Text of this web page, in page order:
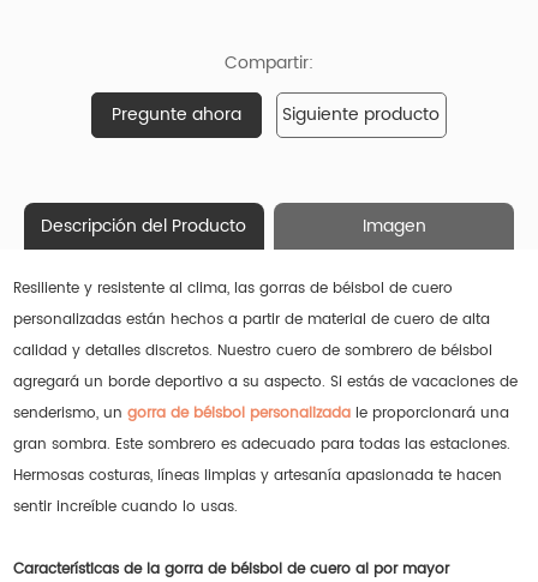
Compartir:
Pregunte ahora
Siguiente producto
Descripción del Producto Imagen
Resiliente y resistente al clima, las gorras de béisbol de cuero
personalizadas están hechos a partir de material de cuero de alta
calidad y detalles discretos. Nuestro cuero de sombrero de béisbol
agregará un borde deportivo a su aspecto. Si estás de vacaciones de
senderismo, ungorra de béisbol personalizada le proporcionará una
gran sombra. Este sombrero es adecuado para todas las estaciones.
Hermosas costuras, líneas limpias y artesanía apasionada te hacen
sentir increíble cuando lo usas.
Características de la gorra de béisbol de cuero al por mayor